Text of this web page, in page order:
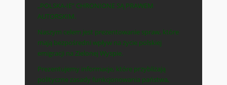
„POLSKA-IE” CHRONIONE SĄ PRAWEM
AUTORSKIM.
Naszym celem jest prezentowanie spraw, które
mają bezpośredni wpływ na życie polskiej
emigracji na Zielonej Wyspie.
Prezentujemy informacje, które przybliżają
polityczne zasady funkcjonowania państwa,